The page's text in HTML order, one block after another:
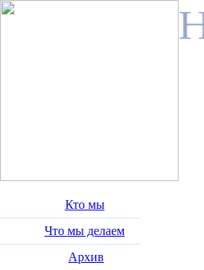
Кто мы
Что мы делаем
Архив